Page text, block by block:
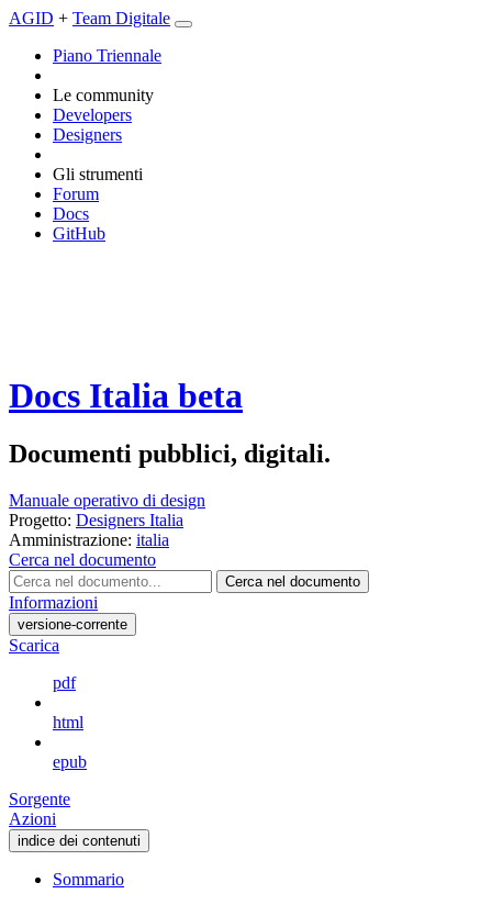
AGID + Team Digitale
Piano Triennale
Le community
Developers
Designers
Gli strumenti
Forum
Docs
GitHub
Docs Italia beta
Documenti pubblici, digitali.
Manuale operativo di design
Progetto: Designers Italia
Amministrazione: italia
Cerca nel documento
Cerca nel documento
Informazioni
versione-corrente
Scarica
pdf
html
epub
Sorgente
Azioni
indice dei contenuti
Sommario